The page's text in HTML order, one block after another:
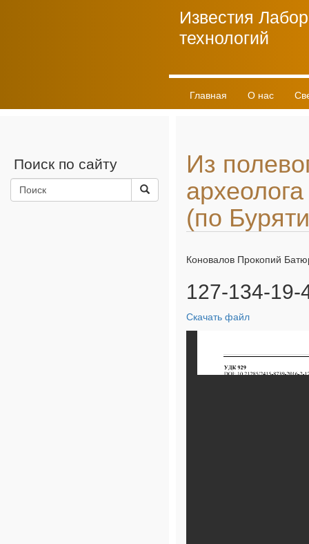
Известия
технологий
Главная О нас
Поиск по сайту
Из
(по
Коновалов Прокопий
127-134-19-
Скачать файл